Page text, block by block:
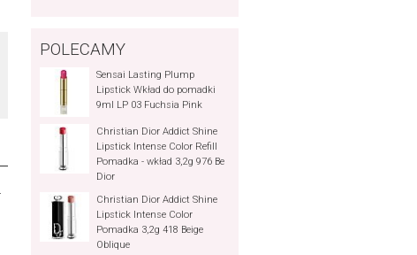
POLECAMY
Sensai Lasting Plump
Lipstick Wkład do pomadki
9ml LP 03 Fuchsia Pink
Christian Dior Addict Shine
Lipstick Intense Color Refill
Pomadka - wkład 3,2g 976 Be
Dior
Christian Dior Addict Shine
Lipstick Intense Color
Pomadka 3,2g 418 Beige
Oblique